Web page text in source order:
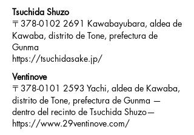
Tsuchida Shuzo
〒378-0102 2691 Kawabayubara, aldea de
Kawaba, distrito de Tone, prefectura de
Gunma
https://tsuchidasake.jp/
Ventinove
〒378-0101 2593 Yachi, aldea de Kawaba,
distrito de Tone, prefectura de Gunma —
dentro del recinto de Tsuchida Shuzo—
https://www.29ventinove.com/